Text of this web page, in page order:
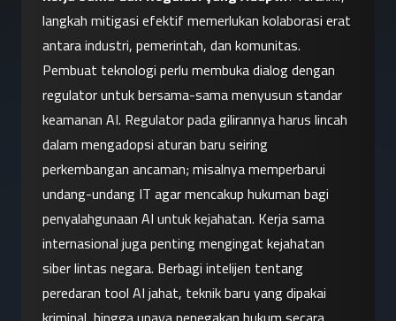
langkah mitigasi efektif memerlukan kolaborasi erat
antara industri, pemerintah, dan komunitas.
Pembuat teknologi perlu membuka dialog dengan
regulator untuk bersama-sama menyusun standar
keamanan AI. Regulator pada gilirannya harus lincah
dalam mengadopsi aturan baru seiring
perkembangan ancaman; misalnya memperbarui
undang-undang IT agar mencakup hukuman bagi
penyalahgunaan AI untuk kejahatan. Kerja sama
internasional juga penting mengingat kejahatan
siber lintas negara. Berbagi intelijen tentang
peredaran tool AI jahat, teknik baru yang dipakai